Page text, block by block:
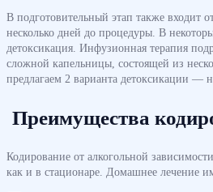
В подготовительный этап также входит
несколько дней до процедуры. В
детоксикация. Инфузионная терапия
сложной капельницы, состоящей из
предлагаем 2 варианта детоксикации —
Преимущества
Кодирование от алкогольной
как и в стационаре. Домашнее лечение